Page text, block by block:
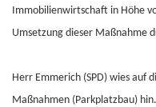
Immobilienwirtschaft in Höhe
Umsetzung dieser Maßnahme
Herr Emmerich (SPD) wies auf
Maßnahmen (Parkplatzbau)